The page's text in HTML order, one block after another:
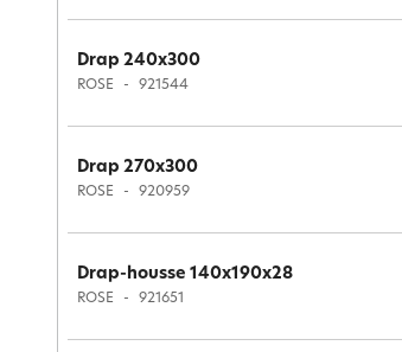
Drap 240x300
ROSE 921544
Drap 270x300
ROSE 920959
Drap-housse 140x190x28
ROSE 921651